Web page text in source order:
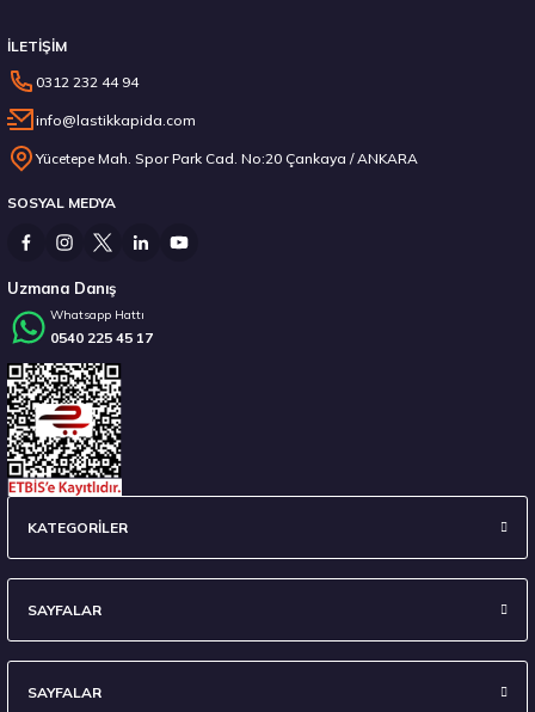
3.575,00 ₺
Stokta 12 Adet
İLETİŞİM
0312 232 44 94
info@lastikkapida.com
Yücetepe Mah. Spor Park Cad. No:20 Çankaya / ANKARA
SOSYAL MEDYA
Uzmana Danış
Whatsapp Hattı
0540 225 45 17
KATEGORİLER
SAYFALAR
SAYFALAR